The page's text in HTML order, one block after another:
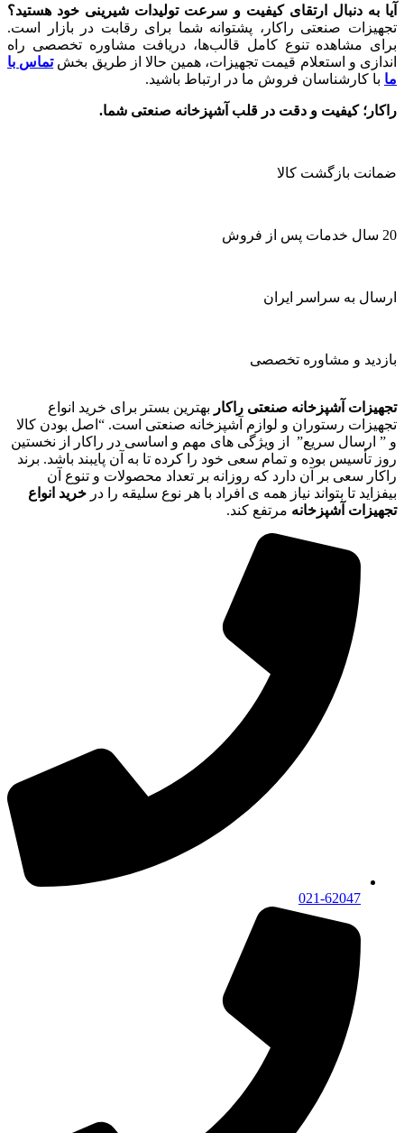
آیا به دنبال ارتقای کیفیت و سرعت تولیدات شیرینی خود هستید؟
تجهیزات صنعتی راکار، پشتوانه شما برای رقابت در بازار است.
برای مشاهده تنوع کامل قالب‌ها، دریافت مشاوره تخصصی راه
اندازی و استعلام قیمت تجهیزات، همین حالا از طریق بخشتماس با
ما با کارشناسان فروش ما در ارتباط باشید.
راکار؛ کیفیت و دقت در قلب آشپزخانه صنعتی شما.
ضمانت بازگشت کالا
20 سال خدمات پس از فروش
ارسال به سراسر ایران
بازدید و مشاوره تخصصی
تجهیزات آشپزخانه صنعتی راکار بهترین بستر برای خرید انواع
تجهیزات رستوران و لوازم آشپزخانه صنعتی است. “اصل بودن کالا
و ” ارسال سریع” از ویژگی های مهم و اساسی در راکار از نخستین
روز تأسیس بوده و تمام سعی خود را کرده تا به آن پایبند باشد. برند
راکار سعی بر آن دارد که روزانه بر تعداد محصولات و تنوع آن
بیفزاید تا بتواند نیاز همه ی افراد با هر نوع سلیقه را در خرید انواع
تجهیزات آشپزخانه مرتفع کند.
021-62047